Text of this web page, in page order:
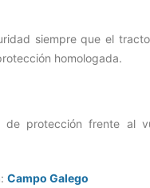
siempre que el
homologada.
de protección frente al
Campo Galego